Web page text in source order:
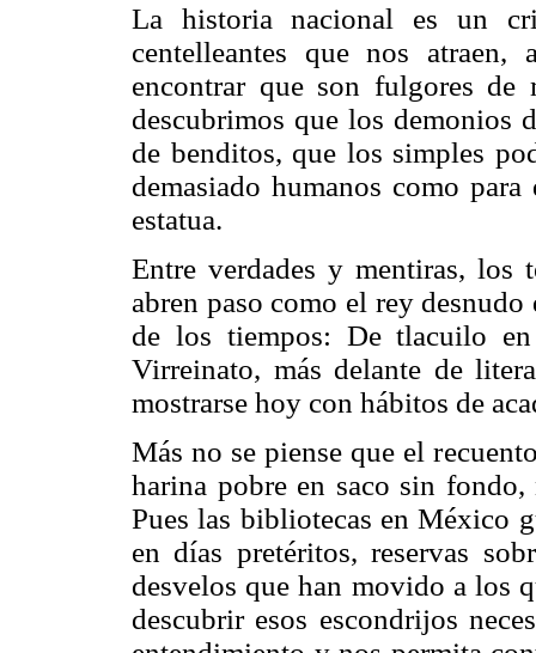
La historia nacional es un
centelleantes que nos atraen,
encontrar que son fulgores
descubrimos que los demonios
de benditos, que los simples
demasiado humanos como
estatua.
Entre verdades y mentiras, los
abren paso como el rey
de los tiempos: De tlacuilo
Virreinato, más delante de
mostrarse hoy con hábitos de
Más no se piense que el
harina pobre en saco sin
Pues las bibliotecas en México
en días pretéritos, reservas
desvelos que han movido a los
descubrir esos escondrijos